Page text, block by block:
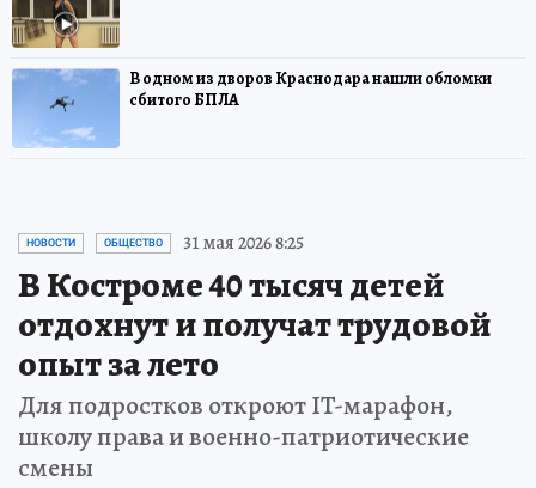
В одном из дворов Краснодара нашли обломки
сбитого БПЛА
НОВОСТИ ОБЩЕСТВО 31 мая 2026 8:25
В Костроме 40 тысяч детей
отдохнут и получат трудовой
опыт за лето
Для подростков откроют IT-марафон,
школу права и военно-патриотические
смены